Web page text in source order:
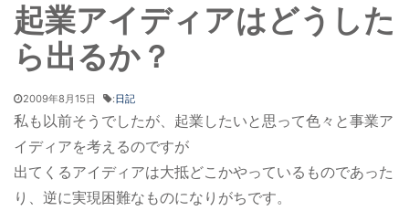
起業アイディアはどうした
ら出るか？
2009年8月15日 :日記
私も以前そうでしたが、起業したいと思って色々と事業ア
イディアを考えるのですが
出てくるアイディアは大抵どこかやっているものであった
り、逆に実現困難なものになりがちです。